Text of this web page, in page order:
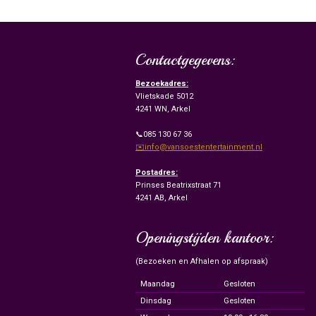
Contactgegevens:
Bezoekadres:
Vlietskade 5012
4241 WN, Arkel
📞085 130 67 36
✉️info@vansoestentertainment.nl
Postadres:
Prinses Beatrixstraat 71
4241 AB, Arkel
Openingstijden kantoor:
(Bezoeken en Afhalen op afspraak)
Maandag
Gesloten
Dinsdag
Gesloten